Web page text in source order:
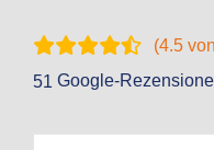
(4.5
51 Google-